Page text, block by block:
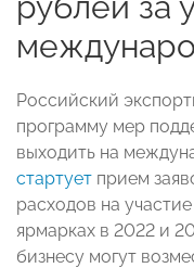
Российский
программу мер
выходить на
стартует прием
расходов на
ярмарках в 2022 и
бизнесу могут